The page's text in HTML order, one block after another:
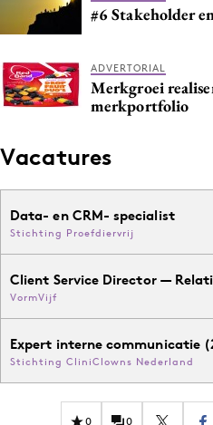
#6 Stakeholder
ADVERTORIAL
Merkgroei
merkportfolio
Vacatures
Data- en CRM- specialist
Stichting Proefdiervrij
Client Service Director —
VormVijf
Expert interne communicatie
Stichting CliniClowns Nederland
0 0